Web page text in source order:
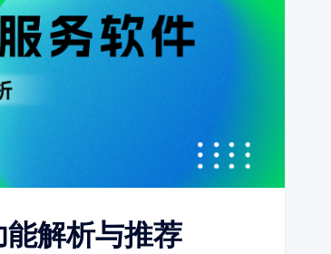
解析与推荐